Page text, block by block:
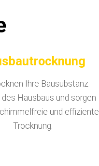
Ihre Bausubstanz
Hausbaus und sorgen
und effiziente
Trocknung.